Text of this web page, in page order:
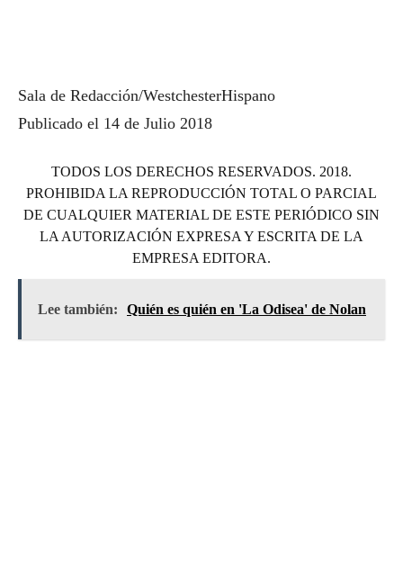
Sala de Redacción/WestchesterHispano
Publicado el 14 de Julio 2018
TODOS LOS DERECHOS RESERVADOS. 2018.
PROHIBIDA LA REPRODUCCIÓN TOTAL O PARCIAL
DE CUALQUIER MATERIAL DE ESTE PERIÓDICO SIN
LA AUTORIZACIÓN EXPRESA Y ESCRITA DE LA
EMPRESA EDITORA.
Lee también: Quién es quién en 'La Odisea' de Nolan